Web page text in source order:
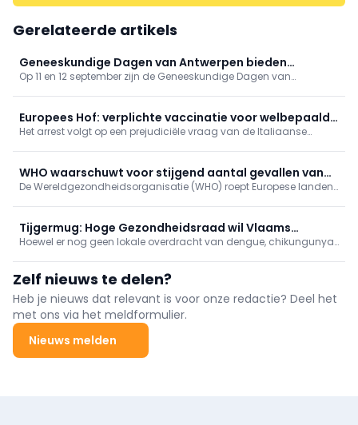
Gerelateerde artikels
Geneeskundige Dagen van Antwerpen bieden
gevarieerd programma
Op 11 en 12 september zijn de Geneeskundige Dagen van
nood- en rampgeneeskunde.
Europees Hof: verplichte vaccinatie voor welbepaalde
beroepsgroep discrimineert niet
Het arrest volgt op een prejudiciële vraag van de Italiaanse
WHO waarschuwt voor stijgend aantal gevallen van
westnijlvirus in Europa
De Wereldgezondheidsorganisatie (WHO) roept Europese landen
Tijgermug: Hoge Gezondheidsraad wil Vlaams
actieplan in heel België
Hoewel er nog geen lokale overdracht van dengue, chikungunya
Zelf nieuws te delen?
Heb je nieuws dat relevant is voor onze redactie? Deel het
met ons via het meldformulier.
Nieuws melden